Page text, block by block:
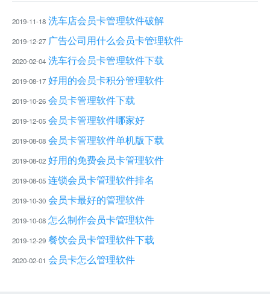
2019-11-18 洗车店会员卡管理软件破解
2019-12-27 广告公司用什么会员卡管理软件
2020-02-04 洗车行会员卡管理软件下载
2019-08-17 好用的会员卡积分管理软件
2019-10-26 会员卡管理软件下载
2019-12-05 会员卡管理软件哪家好
2019-08-08 会员卡管理软件单机版下载
2019-08-02 好用的免费会员卡管理软件
2019-08-05 连锁会员卡管理软件排名
2019-10-30 会员卡最好的管理软件
2019-10-08 怎么制作会员卡管理软件
2019-12-29 餐饮会员卡管理软件下载
2020-02-01 会员卡怎么管理软件